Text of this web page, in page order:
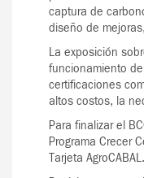
captura de
diseño de
La exposición
funcionamiento
certificaciones
altos costos, la
Para finalizar el
Programa Crecer
Tarjeta AgroCABAL.